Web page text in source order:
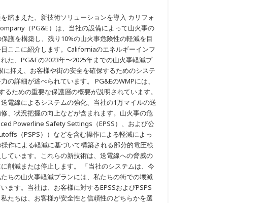
踏まえた、新技術ソリューションを導入 カリフォ
（PG&E）は、当社の設備によって山火事の
護を構築し、残り10%の山火事危険性の軽減を目
ここに紹介します。Californiaのエネルギーインフ
た、PG&Eの2023年〜2025年までの山火事軽減プ
抑え、お客様や街の安全を確保するためのシステ
詳細が述べられています。 PG&EのWMPには、
ための重要な保護層の概要が説明されています。
電線によるシステムの強化、当社の1万マイルの送
、状況把握の向上などが含まれます。山火事の危
Powerline Safety Settings（EPSS）、および公
（PSPS））などを含む操作による軽減によっ
作による軽減に基づいて構築される部分的電圧検
ています。これらの新技術は、送電線への脅威の
削減または停止します。 「当社のシステムは、今
ちの山火事軽減プランには、私たちの街での壊滅
ます。当社は、お客様に対するEPSSおよびPSPS
たちは、お客様が安全性と信頼性のどちらかを選